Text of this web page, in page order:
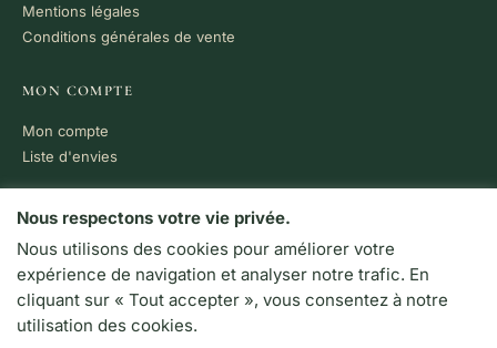
Mentions légales
Conditions générales de vente
MON COMPTE
Mon compte
Liste d'envies
PAIEMENT 100% SÉCURISÉ
VISA MC CB
LIVRAISON RAPIDE
Colissimo · Chronopost
Nous respectons votre vie privée.
Nous utilisons des cookies pour améliorer votre
expérience de navigation et analyser notre trafic. En
cliquant sur « Tout accepter », vous consentez à notre
utilisation des cookies.